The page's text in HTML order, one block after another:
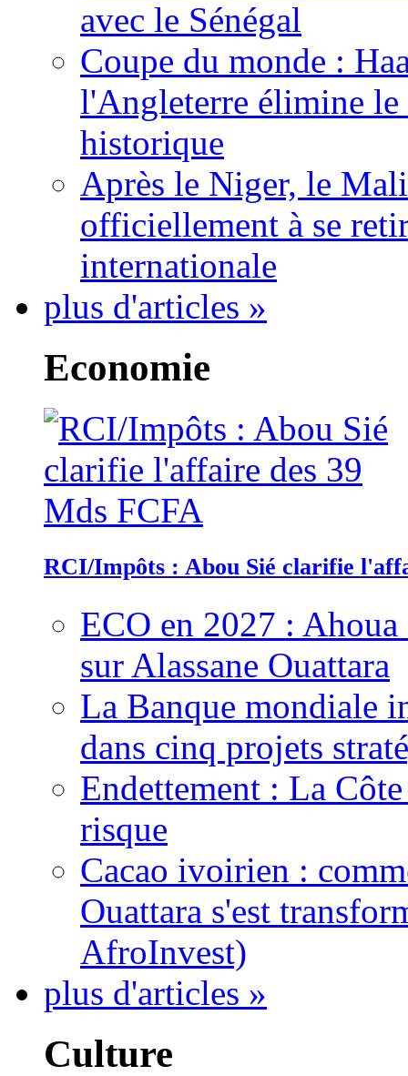
avec le Sénégal
Coupe du monde :
l'Angleterre élimine
historique
Après le Niger, le
officiellement à se
internationale
plus d'articles »
Economie
RCI/Impôts : Abou Sié clarifie
ECO en 2027 :
sur Alassane Ouattara
La Banque mondiale
dans cinq projets
Endettement : La
risque
Cacao ivoirien :
Ouattara s'est
AfroInvest)
plus d'articles »
Culture